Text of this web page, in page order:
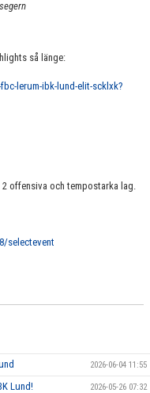
så länge:
lerum-ibk-lund-elit-scklxk?
offensiva och tempostarka lag.
selectevent
2026-06-04 11:55
Lund! 2026-05-26 07:32